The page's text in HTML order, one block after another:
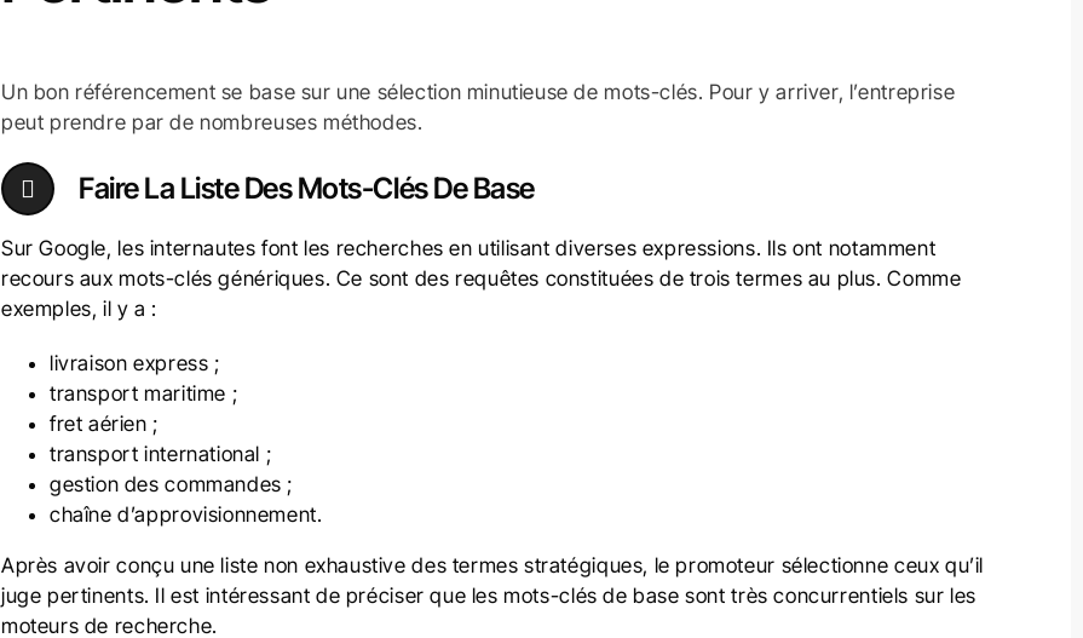
Un bon référencement se base sur une sélection minutieuse de mots-clés. Pour y arriver, l’entreprise
peut prendre par de nombreuses méthodes.
Faire La Liste Des Mots-Clés De Base
Sur Google, les internautes font les recherches en utilisant diverses expressions. Ils ont notamment
recours aux mots-clés génériques. Ce sont des requêtes constituées de trois termes au plus. Comme
exemples, il y a :
livraison express ;
transport maritime ;
fret aérien ;
transport international ;
gestion des commandes ;
chaîne d’approvisionnement.
Après avoir conçu une liste non exhaustive des termes stratégiques, le promoteur sélectionne ceux qu’il
juge pertinents. Il est intéressant de préciser que les mots-clés de base sont très concurrentiels sur les
moteurs de recherche.